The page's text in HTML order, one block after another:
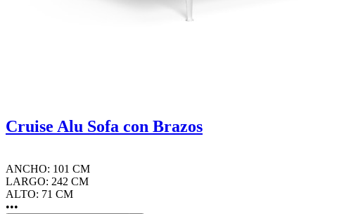
Cruise Alu Sofa con Brazos
ANCHO: 101 CM
LARGO: 242 CM
ALTO: 71 CM
•••